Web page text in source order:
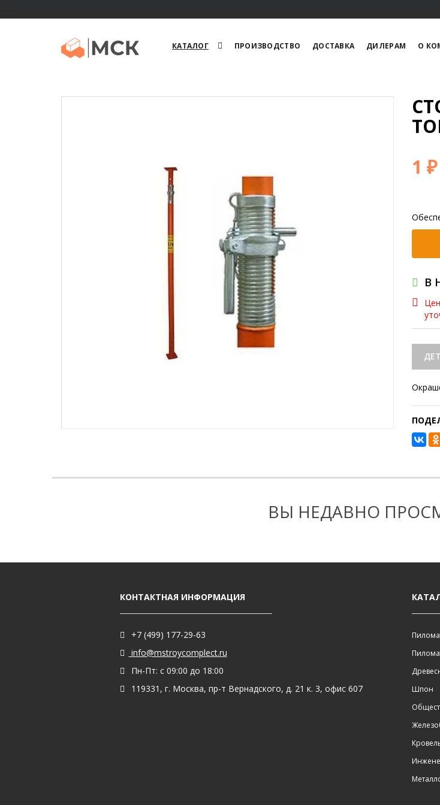
КАТАЛОГ ПРОИЗВОДСТВО ДОСТАВКА ДИЛЕРАМ О
1 ₽
В
ВЫ НЕДАВНО
КОНТАКТНАЯ ИНФОРМАЦИЯ
+7 (499) 177-29-63
info@mstroycomplect.ru
Пн-Пт: с 09:00 до 18:00
119331, г. Москва, пр-т Вернадского, д. 21 к. 3, офис 607
Шпон